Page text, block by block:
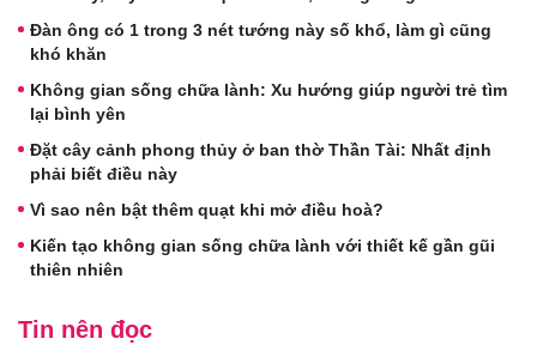
Đàn ông có 1 trong 3 nét tướng này số khổ, làm gì cũng
khó khăn
Không gian sống chữa lành: Xu hướng giúp người trẻ tìm
lại bình yên
Đặt cây cảnh phong thủy ở ban thờ Thần Tài: Nhất định
phải biết điều này
Vì sao nên bật thêm quạt khi mở điều hoà?
Kiến tạo không gian sống chữa lành với thiết kế gần gũi
thiên nhiên
Tin nên đọc